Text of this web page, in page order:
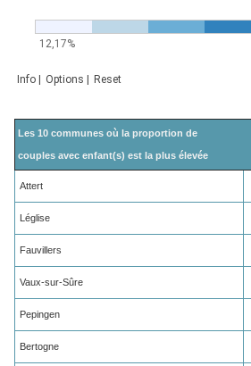
Les 10 communes où la proportion de
couples avec enfant(s) est la plus élevée
Attert
Léglise
Fauvillers
Vaux-sur-Sûre
Pepingen
Bertogne